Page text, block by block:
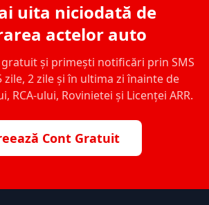
uita niciodată de
actelor auto
și primești notificări prin SMS
zile, 2 zile și în ultima zi înainte de
RCA-ului, Rovinietei și Licenței ARR.
Cont Gratuit